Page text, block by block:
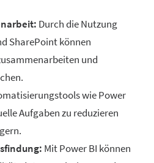
Durch die Nutzung
SharePoint können
und
wie Power
Aufgaben zu reduzieren
Mit Power BI können